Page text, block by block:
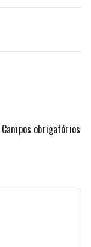
Campos obrigatórios